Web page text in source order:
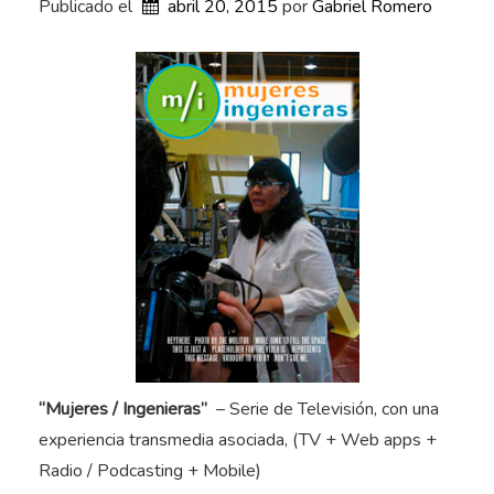
t
n
a
–
E
p
e
r
n
c
i
a
Publicado el abril 20, 2015 por Gabriel Romero
“Mujeres / Ingenieras” – Serie de Televisión, con una
experiencia transmedia asociada, (TV + Web apps +
Radio / Podcasting + Mobile)